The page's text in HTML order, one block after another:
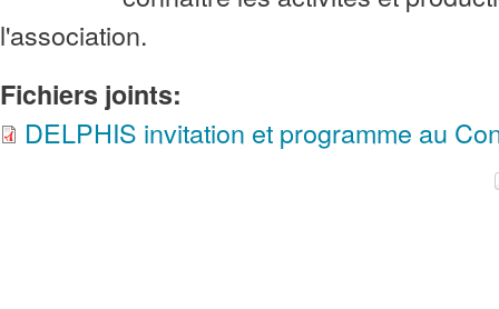
l'association.
Fichiers joints:
DELPHIS invitation et programme au